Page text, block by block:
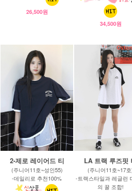
26,500원
34,500원
2-제로 레이어드 티
(주니어11호~성인55)
-데일리로 추천100%
LA 트랙 루즈핏
(주니어11호~17
-트랙스타일과 레글런
의 꿀 조합!